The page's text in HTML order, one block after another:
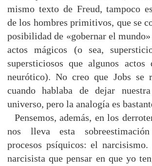
mismo texto de Freud, tampoco
de los hombres primitivos, que se
posibilidad de «gobernar el mundo»
actos mágicos (o sea,
supersticiosos que algunos actos
neurótico). No creo que Jobs se
cuando hablaba de dejar
universo, pero la analogía es
Pensemos, además, en los
nos lleva esta
procesos psíquicos: el narcisismo.
narcisista que pensar en que yo